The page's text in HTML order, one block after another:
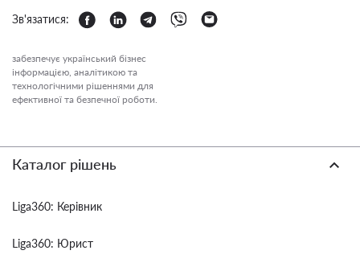
Зв'язатися:
забезпечує український бізнес
інформацією, аналітикою та
технологічними рішеннями для
ефективної та безпечної роботи.
Каталог рішень
Liga360: Керівник
Liga360: Юрист